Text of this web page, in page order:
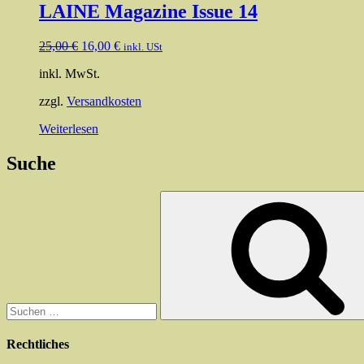
LAINE Magazine Issue 14
25,00€ Ursprünglicher
war:
16,00 €Aktueller
inkl. USt
inkl. MwSt.
zzgl. Versandkosten
Weiterlesen
Suche
Rechtliches